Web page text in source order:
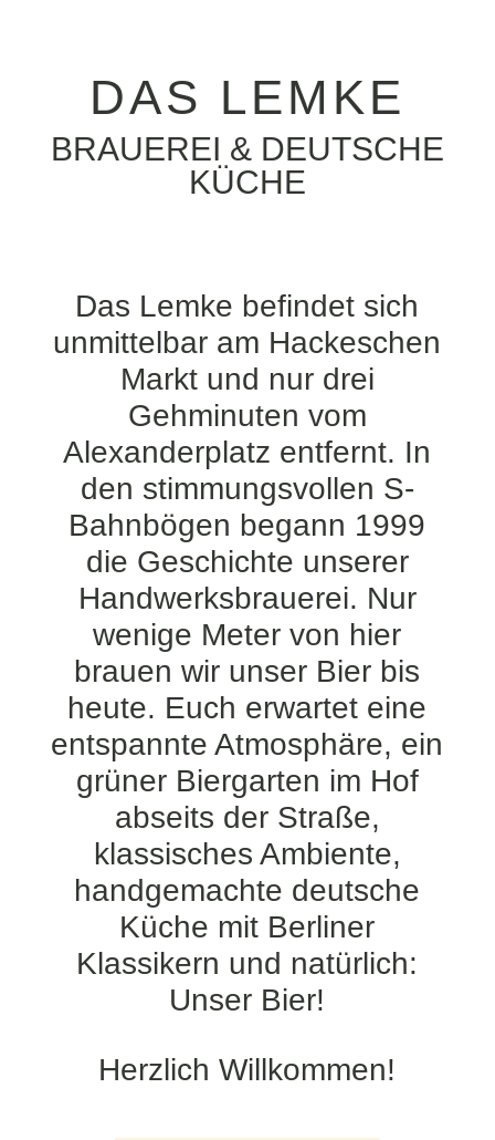
DAS LEMKE
BRAUEREI & DEUTSCHE
KÜCHE
Das Lemke befindet sich
unmittelbar am Hackeschen
Markt und nur drei
Gehminuten vom
Alexanderplatz entfernt. In
den stimmungsvollen S-
Bahnbögen begann 1999
die Geschichte unserer
Handwerksbrauerei. Nur
wenige Meter von hier
brauen wir unser Bier bis
heute. Euch erwartet eine
entspannte Atmosphäre, ein
grüner Biergarten im Hof
abseits der Straße,
klassisches Ambiente,
handgemachte deutsche
Küche mit Berliner
Klassikern und natürlich:
Unser Bier!
Herzlich Willkommen!